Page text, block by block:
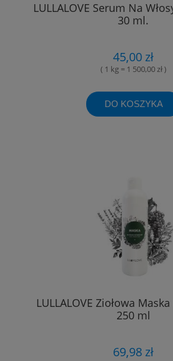
LULLALOVE Serum Na
30 ml.
45,00 zł
( 1 kg = 1 500,00 zł )
DO KOSZYKA
LULLALOVE Ziołowa
250 ml
69,98 zł